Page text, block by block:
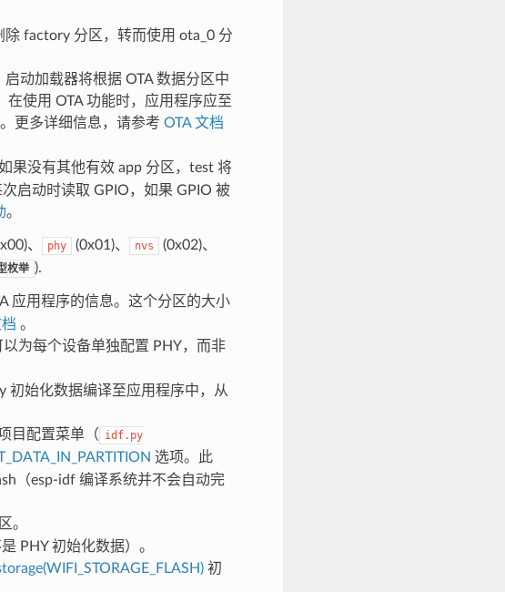
factory 分区，转而使用 ota_0 分
动加载器将根据 OTA 数据分区中
在使用 OTA 功能时，应用程序应至
更多详细信息，请参考 OTA 文档
果没有其他有效 app 分区，test 将
启动时读取 GPIO，如果 GPIO 被
。
、 phy (0x01)、 nvs (0x02)、
枚举 ).
应用程序的信息。这个分区的大小
。
为每个设备单独配置 PHY，而非
初始化数据编译至应用程序中，从
目配置菜单（
idf.py
选项。此
（esp-idf 编译系统并不会自动完
。
PHY 初始化数据）。
初